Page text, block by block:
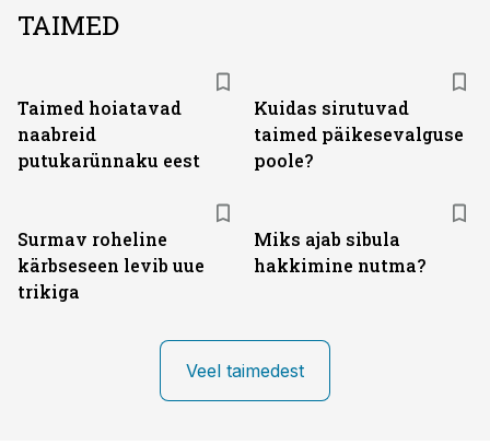
TAIMED
Taimed hoiatavad
naabreid
putukarünnaku eest
Kuidas sirutuvad
taimed päikesevalguse
poole?
Surmav roheline
kärbseseen levib uue
trikiga
Miks ajab sibula
hakkimine nutma?
Veel taimedest